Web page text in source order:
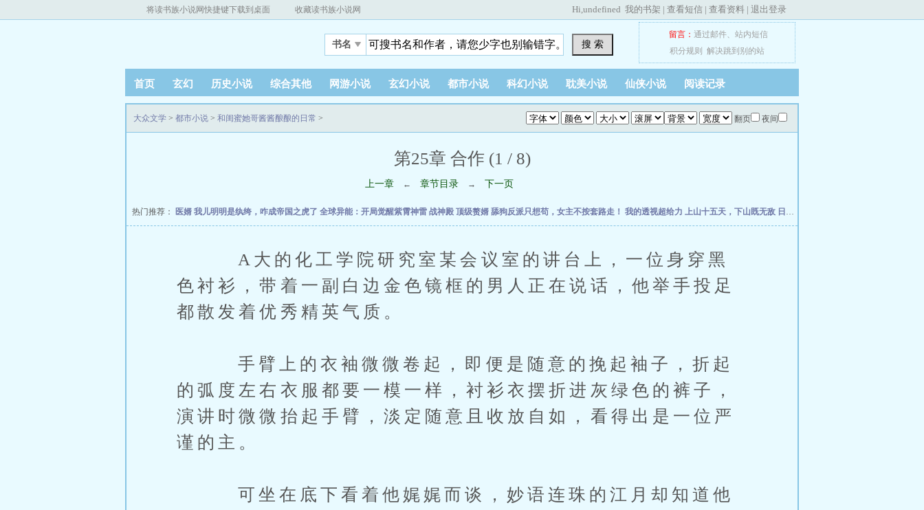
将读书族小说网快捷键下载到桌面 收藏读书族小说网 Hi,undefined 我的书架 | 查看短信 | 查看资料 | 退出登录
书名 搜 索
留言： 通过邮件、 站内短信
积分规则
解决跳到别的站
首页 玄幻 历史小说 综合其他 网游小说 玄幻小说 都市小说 科幻小说 耽美小说 仙侠小说 阅读记录
翻页 夜间
大众文学 > 都市小说 > 和闺蜜她哥酱酱酿酿的日常 >
第25章 合作 (1 / 8)
上一章 ← 章节目录 → 下一页
热门推荐： 医婿 我儿明明是纨绔，咋成帝国之虎了 全球异能：开局觉醒紫霄神雷 战神殿 顶级赘婿 舔狗反派只想苟，女主不按套路走！ 我的透视超给力 上山十五天，下山既无敌 日常系综影：我的超能力每季刷新
A大的化工学院研究室某会议室的讲台上，一位身穿黑
色衬衫，带着一副白边金色镜框的男人正在说话，他举手投足
都散发着优秀精英气质。
手臂上的衣袖微微卷起，即便是随意的挽起袖子，折起
的弧度左右衣服都要一模一样，衬衫衣摆折进灰绿色的裤子，
演讲时微微抬起手臂，淡定随意且收放自如，看得出是一位严
谨的主。
可坐在底下看着他娓娓而谈，妙语连珠的江月却知道他